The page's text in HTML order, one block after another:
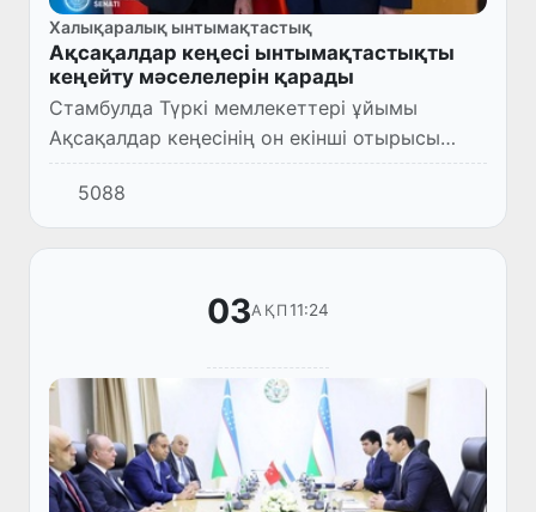
Халықаралық ынтымақтастық
Ақсақалдар кеңесі ынтымақтастықты
кеңейту мәселелерін қарады
Стамбулда Түркі мемлекеттері ұйымы
Ақсақалдар кеңесінің он екінші отырысы
өтті.
5088
03АҚП 11:24